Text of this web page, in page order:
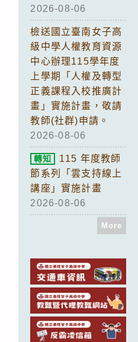
2026-08-06
檢送國立臺南女子高
級中學人權教育資源
中心辦理115學年度
上學期「人權及轉型
正義課程入校推廣計
畫」實施計畫，敬請
教師(社群)申請。
2026-08-06
轉知
115 年度教師
節系列「雲支持線上
講座」實施計畫
2026-08-06
More